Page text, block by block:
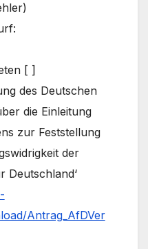
[ ]
des Deutschen
die Einleitung
zur Feststellung
der
Deutschland‘
Antrag_AfDVer